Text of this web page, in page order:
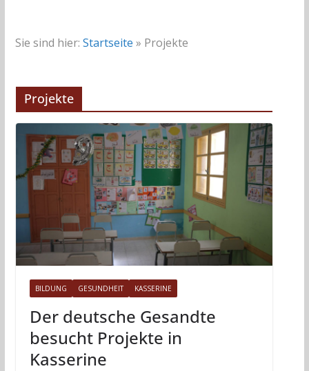
Sie sind hier: Startseite » Projekte
Projekte
BILDUNG GESUNDHEIT KASSERINE
Der deutsche Gesandte
besucht Projekte in
Kasserine